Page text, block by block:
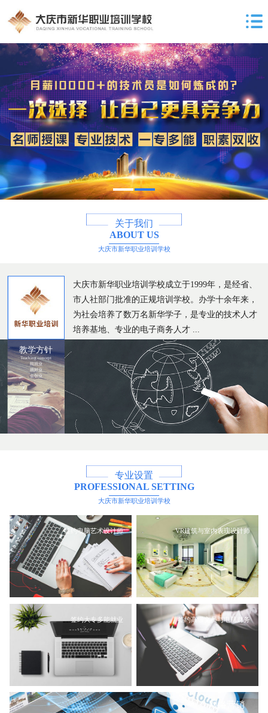
关于我们
ABOUT US
大庆市新华职业培训学校
教学方针
Teaching concept
能就业
就好业
会创业
大庆市新华职业培训学校成立于1999年，是经省、
市人社部门批准的正规培训学校。办学十余年来，
为社会培养了数万名新华学子，是专业的技术人才
培养基地、专业的电子商务人才 ...
专业设置
PROFESSIONAL SETTING
大庆市新华职业培训学校
签约电脑艺术设计师 VR建筑与室内表现设计师
签约大专多能就业 签约高级文员与电脑财务
网络营销